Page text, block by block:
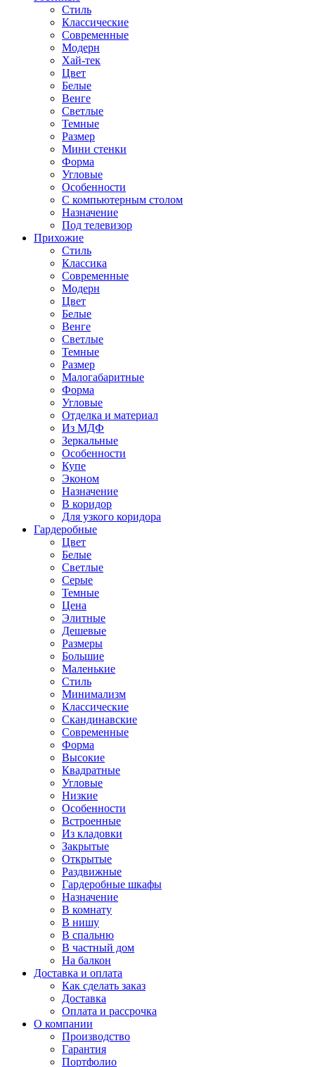
Стиль
Классические
Современные
Модерн
Хай-тек
Цвет
Белые
Венге
Светлые
Темные
Размер
Мини стенки
Форма
Угловые
Особенности
С компьютерным столом
Назначение
Под телевизор
Прихожие
Стиль
Классика
Современные
Модерн
Цвет
Белые
Венге
Светлые
Темные
Размер
Малогабаритные
Форма
Угловые
Отделка и материал
Из МДФ
Зеркальные
Особенности
Купе
Эконом
Назначение
В коридор
Для узкого коридора
Гардеробные
Цвет
Белые
Светлые
Серые
Темные
Цена
Элитные
Дешевые
Размеры
Большие
Маленькие
Стиль
Минимализм
Классические
Скандинавские
Современные
Форма
Высокие
Квадратные
Угловые
Низкие
Особенности
Встроенные
Из кладовки
Закрытые
Открытые
Раздвижные
Гардеробные шкафы
Назначение
В комнату
В нишу
В спальню
В частный дом
На балкон
Доставка и оплата
Как сделать заказ
Доставка
Оплата и рассрочка
О компании
Производство
Гарантия
Портфолио